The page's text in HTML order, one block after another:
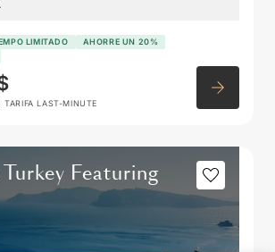
LIMITADO
AHORRE UN 20%
LAST-MINUTE
Featuring